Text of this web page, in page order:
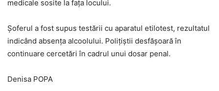
medicale sosite la fața locului.
Șoferul a fost supus testării cu aparatul etilotest, rezultatul
indicând absența alcoolului. Polițiștii desfășoară în
continuare cercetări în cadrul unui dosar penal.
Denisa POPA